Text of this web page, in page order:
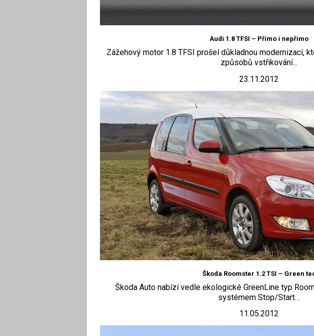
Audi 1.8 TFSI – Přímo i nepřímo
Zážehový motor 1.8 TFSI prošel důkladnou modernizací,
způsobů vstřikování...
23.11.2012
Škoda Roomster 1.2 TSI – Green
Škoda Auto nabízí vedle ekologické GreenLine typ
systémem Stop/Start…
11.05.2012